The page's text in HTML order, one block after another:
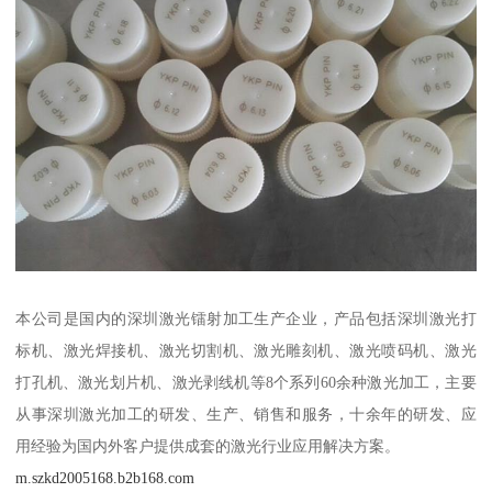
本公司是国内的深圳激光镭射加工生产企业，产品包括深圳激光打
标机、激光焊接机、激光切割机、激光雕刻机、激光喷码机、激光
打孔机、激光划片机、激光剥线机等8个系列60余种激光加工，主要
从事深圳激光加工的研发、生产、销售和服务，十余年的研发、应
用经验为国内外客户提供成套的激光行业应用解决方案。
m.szkd2005168.b2b168.com